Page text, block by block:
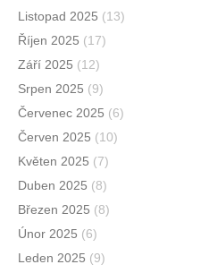
Listopad 2025 (13)
Říjen 2025 (17)
Září 2025 (12)
Srpen 2025 (9)
Červenec 2025 (6)
Červen 2025 (10)
Květen 2025 (7)
Duben 2025 (8)
Březen 2025 (8)
Únor 2025 (6)
Leden 2025 (9)